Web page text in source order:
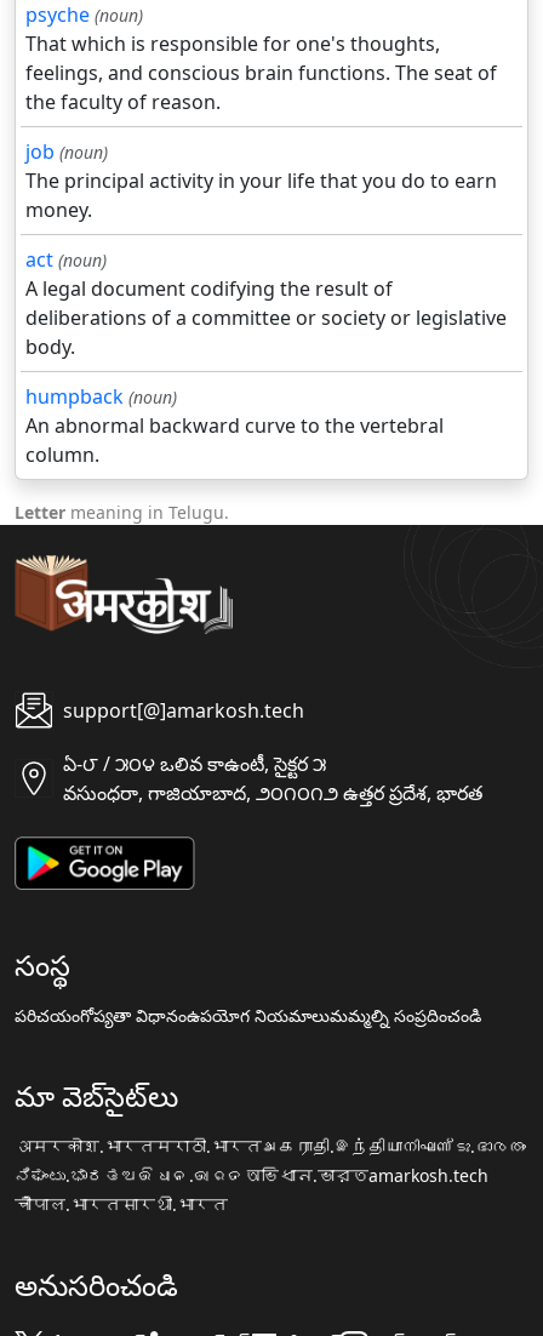
psyche (noun)
That which is responsible for one's thoughts,
feelings, and conscious brain functions. The seat of
the faculty of reason.
job (noun)
The principal activity in your life that you do to earn
money.
act (noun)
A legal document codifying the result of
deliberations of a committee or society or legislative
body.
humpback (noun)
An abnormal backward curve to the vertebral
column.
Letter meaning in Telugu.
support[@]amarkosh.tech
ఏ-౮ / ౫౦౪ ఒలివ కాఉంటీ, సైక్టర ౫
వసుంధరా, గాజియాబాద, ౨౦౧౦౧౨ ఉత్తర ప్రదేశ, భారత
సంస్థ
పరిచయంగోప్యతా విధానంఉపయోగ నియమాలుమమ్మల్ని సంప్రదించండి
మా వెబ్‌సైట్‌లు
अमरकोश.भारतमराठी.भारतஅகராதி.இந்தியாനിഘണ്ടു.ഭാരതം
ನಿಘಂಟು.ಭಾರತ ଅଭିଧାନ.ଭାରତ অভিধান.ভারতamarkosh.tech
चौपाल.भारतसारथी.भारत
అనుసరించండి